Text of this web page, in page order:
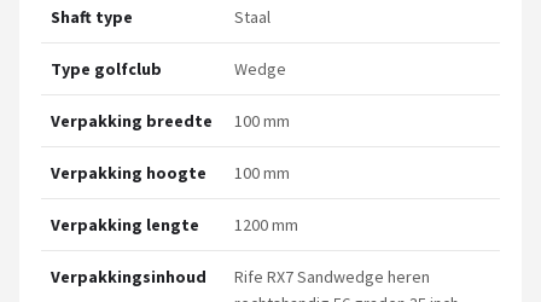
Shaft type Staal
Type golfclub Wedge
Verpakking breedte 100 mm
Verpakking hoogte 100 mm
Verpakking lengte 1200 mm
Verpakkingsinhoud
Rife RX7 Sandwedge heren